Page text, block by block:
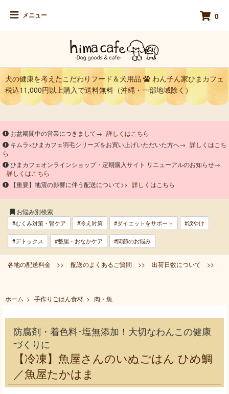
メニュー 0
犬の健康を考えたこだわりフード＆犬用品
わん子ん家ひまカフェ
税込11,000円以上購入で送料無料（沖縄・一部地域除く）
お盆期間中の営業につきまして→ 詳しくはこちら
キムラ×ひまカフェ羽毛シリーズをお買い上げいただいた方へ→ 詳しくはこち
ら
ひまカフェオンラインショップ・定期購入サイト リニューアルのお知らせ→
詳しくはこちら
【重要】地震の影響に伴う配送について>> 詳しくはこちら
お悩み別検索
#むくみ対策・腎ケア #冷え対策 #ダイエットをサポート #涙やけ
#デトックス #整腸・おなかケア #関節のお悩み
各地の配送料金 >> 配送のよくあるご質問 >> 出荷日数について >>
ホーム > 手作りごはん食材 > 肉・魚
防腐剤・着色料･塩無添加！大切なわんこの健康
づくりに
【冷凍】魚屋さんのいぬごはん ひめ鯛
／魚屋たかはま